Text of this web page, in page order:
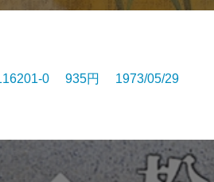
0 935円 1973/05/29